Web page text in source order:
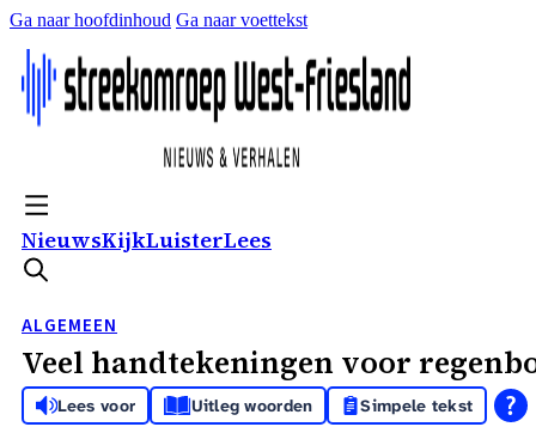
Ga naar hoofdinhoud Ga naar voettekst
NieuwsKijkLuisterLees
ALGEMEEN
Veel handtekeningen voor
Lees voor Uitleg woorden Simpele tekst